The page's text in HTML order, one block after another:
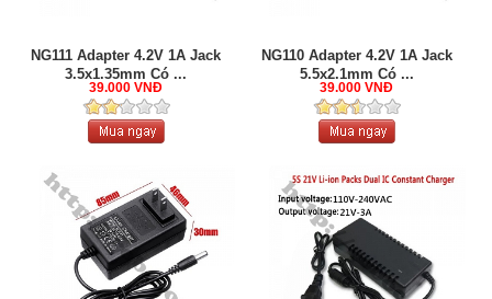
NG111 Adapter 4.2V 1A Jack
3.5x1.35mm Có ...
39.000 VNĐ
NG110 Adapter 4.2V 1A Jack
5.5x2.1mm Có ...
39.000 VNĐ